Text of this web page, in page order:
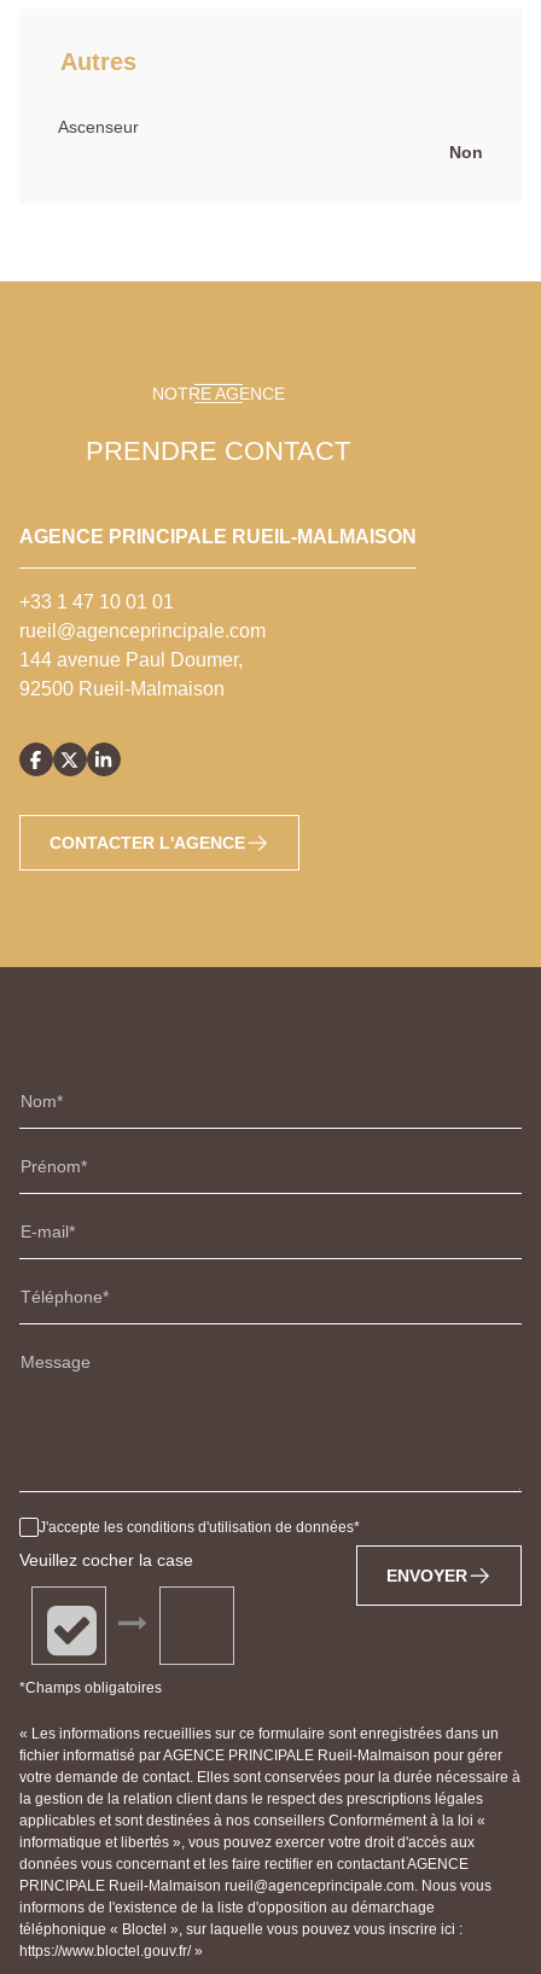
Autres
Ascenseur
Non
NOTRE AGENCE
PRENDRE CONTACT
AGENCE PRINCIPALE RUEIL-MALMAISON
+33 1 47 10 01 01
rueil@agenceprincipale.com
144 avenue Paul Doumer,
92500 Rueil-Malmaison
CONTACTER L'AGENCE
Nom
Prénom
E-mail
Téléphone
Message
J'accepte les conditions d'utilisation de données
Veuillez cocher la case
*Champs obligatoires
ENVOYER
« Les informations recueillies sur ce formulaire sont enregistrées dans un
fichier informatisé par AGENCE PRINCIPALE Rueil-Malmaison pour gérer
votre demande de contact. Elles sont conservées pour la durée nécessaire à
la gestion de la relation client dans le respect des prescriptions légales
applicables et sont destinées à nos conseillers Conformément à la loi «
informatique et libertés », vous pouvez exercer votre droit d'accès aux
données vous concernant et les faire rectifier en contactant AGENCE
PRINCIPALE Rueil-Malmaison rueil@agenceprincipale.com. Nous vous
informons de l'existence de la liste d'opposition au démarchage
téléphonique « Bloctel », sur laquelle vous pouvez vous inscrire ici :
https://www.bloctel.gouv.fr/ »